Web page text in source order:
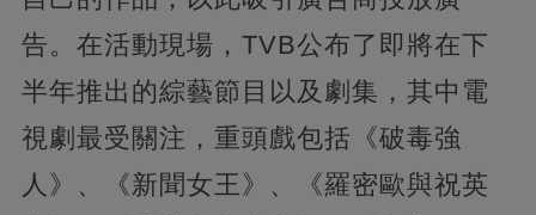
告。在活動現場，TVB公布了即將在下
半年推出的綜藝節目以及劇集，其中電
視劇最受關注，重頭戲包括《破毒強
人》、《新聞女王》、《羅密歐與祝英